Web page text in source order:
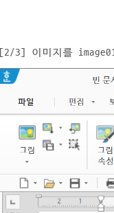
[2/3] 이미지를